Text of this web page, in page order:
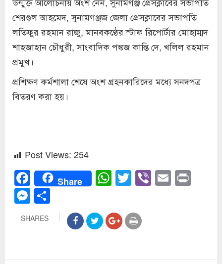
শেরগুল আহমেদ, সুনামগঞ্জজ জেলা প্রেসক্লাবের সভাপতি
লতিফুর রহমান রাজু, মানবকণ্ঠের স্টাফ রিপোর্টার মোহাম্মদ
শাহজাহান চৌধুরী, সাংবাদিক পঙ্কজ কান্তি দে, খলিল রহমান
প্রমুখ।
প্রশিক্ষণ কর্মশালা শেষে অংশ গ্রহনকারিদের মধ্যে সনদপত্র
বিতরণ করা হয়।
Post Views: 254
Facebook
Share WhatsApp
Twitter
Viber
Email
Messenger
SHARES